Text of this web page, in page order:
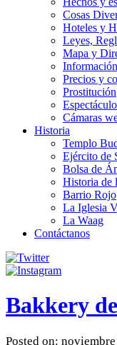
Cosas
Hoteles y
Leyes,
Mapa y
Precios y
Prostitución
Cámaras
Historia
Templo
Ejército de
Bolsa de
Historia de
Barrio Rojo
La Iglesia
La Waag
Contáctanos
Bakkery
Posted on: